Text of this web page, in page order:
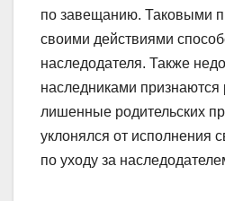
по завещанию. Таковыми
своими действиями
наследодателя. Также
наследниками признаются
лишенные родительских
уклонялся от исполнения
по уходу за